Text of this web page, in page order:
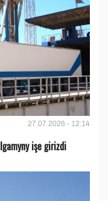
27.07.2026 - 12:14
işe girizdi